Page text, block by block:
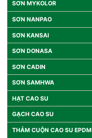
SƠN MYKOLOR
SƠN NANPAO
SƠN KANSAI
SƠN DONASA
SƠN CADIN
SƠN SAMHWA
HẠT CAO SU
GẠCH CAO SU
THẢM CUỘN CAO SU EPDM